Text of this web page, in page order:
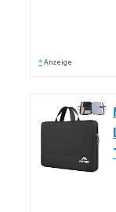
* Anzeige